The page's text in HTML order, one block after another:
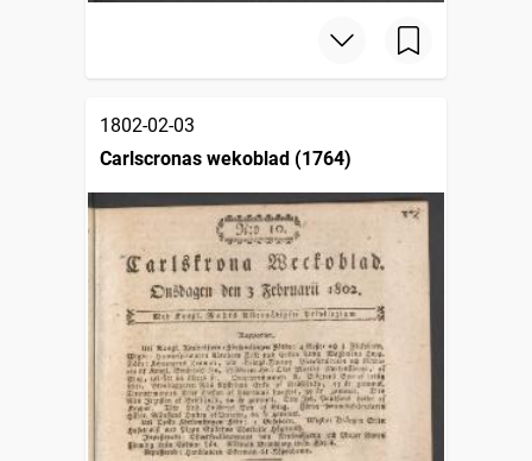
1802-02-03
Carlscronas wekoblad (1764)